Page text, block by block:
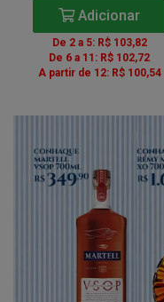
Adicionar
De 2 a 5: R$ 103,82
De 6 a 11: R$ 102,72
A partir de 12: R$ 100,54